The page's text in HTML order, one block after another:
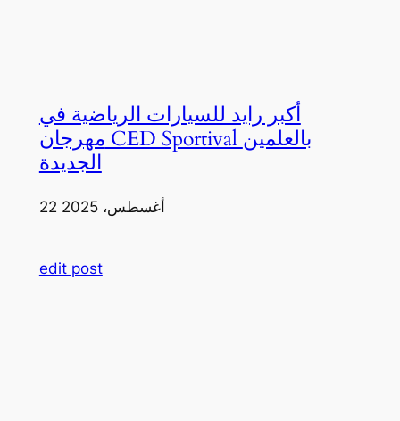
أكبر رايد للسيارات الرياضية في
مهرجان CED Sportival بالعلمين
الجديدة
22 أغسطس، 2025
edit post